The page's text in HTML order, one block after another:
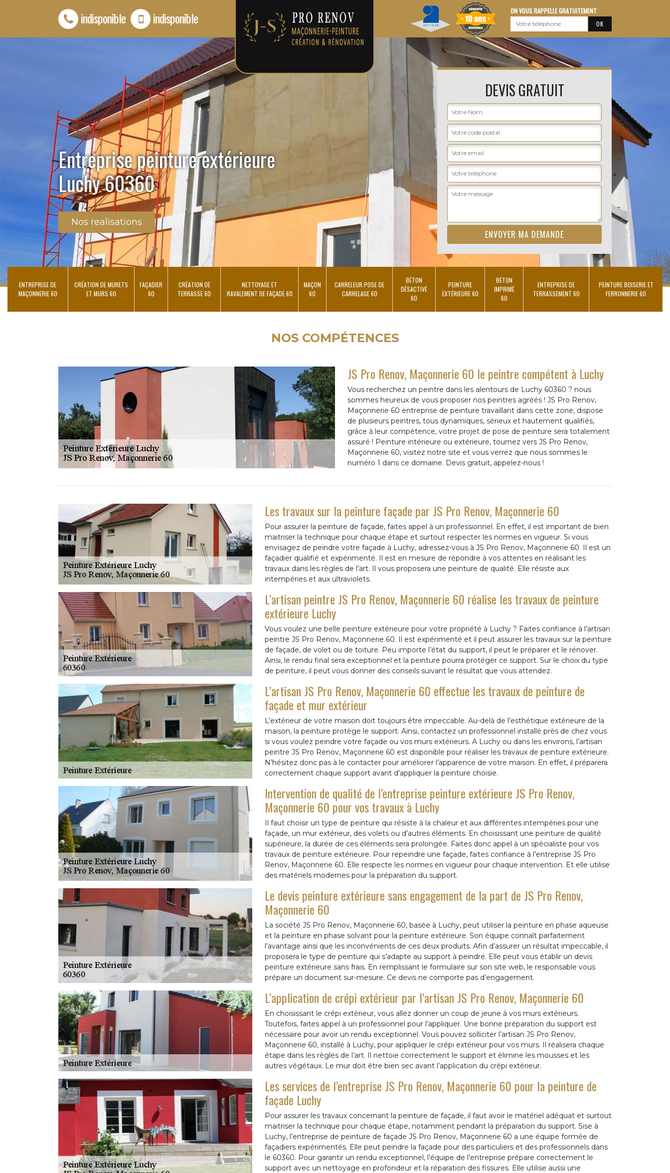
indisponible indisponible ON VOUS RAPPELLE GRATUITEMENT
Entreprise peinture extérieure
Luchy 60360
Nos realisations
DEVIS GRATUIT
ENTREPRISE DE
MAÇONNERIE 60
CRÉATION DE MURETS
ET MURS 60
FAÇADIER
60
CRÉATION DE
TERRASSE 60
NETTOYAGE ET
RAVALEMENT DE FAÇADE 60
MAÇON
60
CARRELEUR POSE DE
CARRELAGE 60
BÉTON
DÉSACTIVÉ
60
PEINTURE
EXTÉRIEURE 60
BÉTON
IMPRIMÉ
60
ENTREPRISE DE
TERRASSEMENT 60
PEINTURE BOISERIE ET
FERRONNERIE 60
NOS COMPÉTENCES
JS Pro Renov, Maçonnerie 60 le peintre compétent à Luchy
Vous recherchez un peintre dans les alentours de Luchy 60360 ? nous
sommes heureux de vous proposer nos peintres agréés ! JS Pro Renov,
Maçonnerie 60 entreprise de peinture travaillant dans cette zone, dispose
de plusieurs peintres, tous dynamiques, sérieux et hautement qualifiés,
grâce à leur compétence, votre projet de pose de peinture sera totalement
assuré ! Peinture intérieure ou extérieure, tournez vers JS Pro Renov,
Maçonnerie 60, visitez notre site et vous verrez que nous sommes le
numéro 1 dans ce domaine. Devis gratuit, appelez-nous !
Les travaux sur la peinture façade par JS Pro Renov, Maçonnerie 60
Pour assurer la peinture de façade, faites appel à un professionnel. En effet, il est important de bien
maitriser la technique pour chaque étape et surtout respecter les normes en vigueur. Si vous
envisagez de peindre votre façade à Luchy, adressez-vous à JS Pro Renov, Maçonnerie 60. Il est un
façadier qualifié et expérimenté. Il est en mesure de répondre à vos attentes en réalisant les
travaux dans les règles de l’art. Il vous proposera une peinture de qualité. Elle résiste aux
intempéries et aux ultraviolets.
L’artisan peintre JS Pro Renov, Maçonnerie 60 réalise les travaux de peinture
extérieure Luchy
Vous voulez une belle peinture extérieure pour votre propriété à Luchy ? Faites confiance à l’artisan
peintre JS Pro Renov, Maçonnerie 60. Il est expérimenté et il peut assurer les travaux sur la peinture
de façade, de volet ou de toiture. Peu importe l’état du support, il peut le préparer et le rénover.
Ainsi, le rendu final sera exceptionnel et la peinture pourra protéger ce support. Sur le choix du type
de peinture, il peut vous donner des conseils suivant le résultat que vous attendez.
L’artisan JS Pro Renov, Maçonnerie 60 effectue les travaux de peinture de
façade et mur extérieur
L’extérieur de votre maison doit toujours être impeccable. Au-delà de l’esthétique extérieure de la
maison, la peinture protège le support. Ainsi, contactez un professionnel installé près de chez vous
si vous voulez peindre votre façade ou vos murs extérieurs. A Luchy ou dans les environs, l’artisan
peintre JS Pro Renov, Maçonnerie 60 est disponible pour réaliser les travaux de peinture extérieure.
N’hésitez donc pas à le contacter pour améliorer l’apparence de votre maison. En effet, il préparera
correctement chaque support avant d’appliquer la peinture choisie.
Intervention de qualité de l’entreprise peinture extérieure JS Pro Renov,
Maçonnerie 60 pour vos travaux à Luchy
Il faut choisir un type de peinture qui résiste à la chaleur et aux différentes intempéries pour une
façade, un mur extérieur, des volets ou d’autres éléments. En choisissant une peinture de qualité
supérieure, la durée de ces éléments sera prolongée. Faites donc appel à un spécialiste pour vos
travaux de peinture extérieure. Pour repeindre une façade, faites confiance à l’entreprise JS Pro
Renov, Maçonnerie 60. Elle respecte les normes en vigueur pour chaque intervention. Et elle utilise
des matériels modernes pour la préparation du support.
Le devis peinture extérieure sans engagement de la part de JS Pro Renov,
Maçonnerie 60
La société JS Pro Renov, Maçonnerie 60, basée à Luchy, peut utiliser la peinture en phase aqueuse
et la peinture en phase solvant pour la peinture extérieure. Son équipe connaît parfaitement
l’avantage ainsi que les inconvénients de ces deux produits. Afin d’assurer un résultat impeccable, il
proposera le type de peinture qui s’adapte au support à peindre. Elle peut vous établir un devis
peinture extérieure sans frais. En remplissant le formulaire sur son site web, le responsable vous
prépare un document sur-mesure. Ce devis ne comporte pas d’engagement.
L’application de crépi extérieur par l’artisan JS Pro Renov, Maçonnerie 60
En choisissant le crépi extérieur, vous allez donner un coup de jeune à vos murs extérieurs.
Toutefois, faites appel à un professionnel pour l’appliquer. Une bonne préparation du support est
nécessaire pour avoir un rendu exceptionnel. Vous pouvez solliciter l’artisan JS Pro Renov,
Maçonnerie 60, installé à Luchy, pour appliquer le crépi extérieur pour vos murs. Il réalisera chaque
étape dans les règles de l’art. Il nettoie correctement le support et élimine les mousses et les
autres végétaux. Le mur doit être bien sec avant l’application du crépi extérieur.
Les services de l’entreprise JS Pro Renov, Maçonnerie 60 pour la peinture de
façade Luchy
Pour assurer les travaux concernant la peinture de façade, il faut avoir le matériel adéquat et surtout
maitriser la technique pour chaque étape, notamment pendant la préparation du support. Sise à
Luchy, l’entreprise de peinture de façade JS Pro Renov, Maçonnerie 60 a une équipe formée de
façadiers expérimentés. Elle peut peindre la façade pour des particuliers et des professionnels dans
le 60360. Pour garantir un rendu exceptionnel, l’équipe de l’entreprise prépare correctement le
support avec un nettoyage en profondeur et la réparation des fissures. Elle utilise aussi une